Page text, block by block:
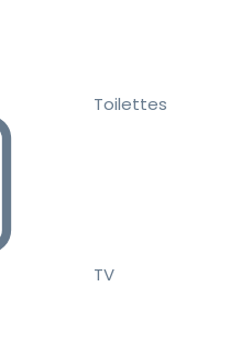
Toilettes
TV